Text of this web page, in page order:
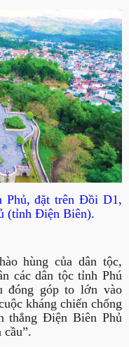
Phủ, đặt trên Đồi D1,
(tỉnh Điện Biên).
hùng của dân tộc,
các dân tộc tỉnh Phú
đóng góp to lớn vào
kháng chiến chống
thắng Điện Biên Phủ
cầu”.